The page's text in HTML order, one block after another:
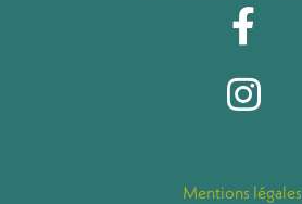
Mentions légales